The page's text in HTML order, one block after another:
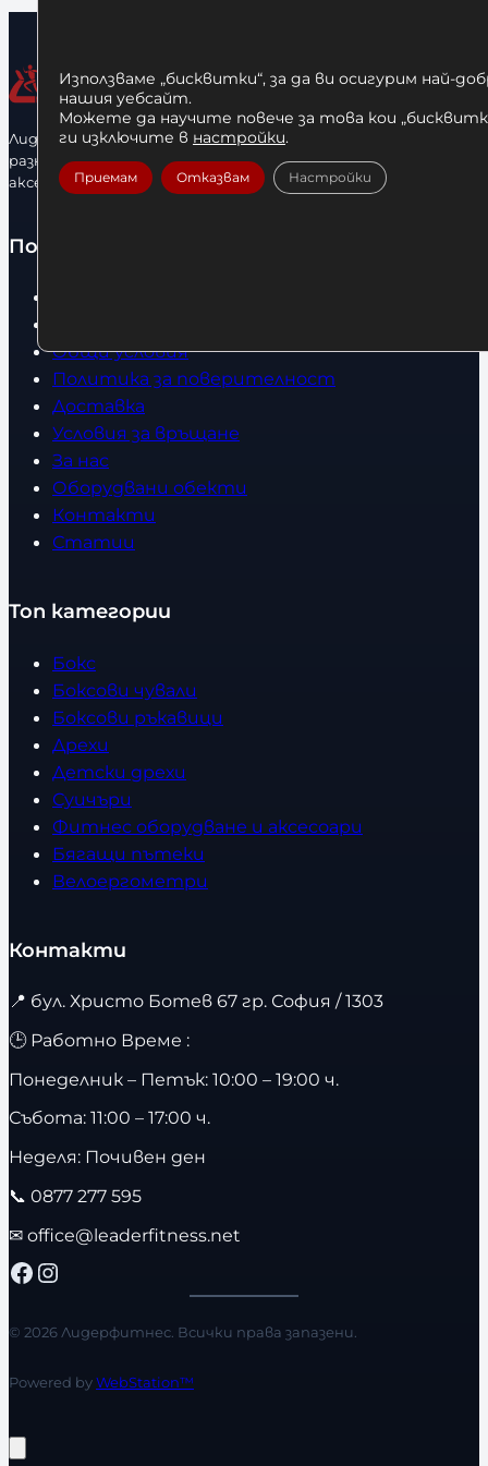
Лидерфитнес е водещ вносител и представител на голямо
разнообразие от бойна екипировка, фитнес уреди и
аксесоари.
Полезно
Общи условия
Политика за поверителност
Доставка
Условия за връщане
За нас
Оборудвани обекти
Контакти
Статии
Топ категории
Бокс
Боксови чували
Боксови ръкавици
Дрехи
Детски дрехи
Суичъри
Фитнес оборудване и аксесоари
Бягащи пътеки
Велоергометри
Контакти
📍 бул. Христо Ботев 67 гр. София / 1303
🕒 Работно Време :
Понеделник – Петък: 10:00 – 19:00 ч.
Събота: 11:00 – 17:00 ч.
Неделя: Почивен ден
📞 0877 277 595
✉ office@leaderfitness.net
Facebook Instagram
© 2026 Лидерфитнес. Всички права запазени.
Powered byWebStation™
Използваме „бисквитки“, за да ви осигурим най-
нашия уебсайт.
Можете да научите повече за това кои
ги изключите в настройки.
Приемам Отказвам Настройки